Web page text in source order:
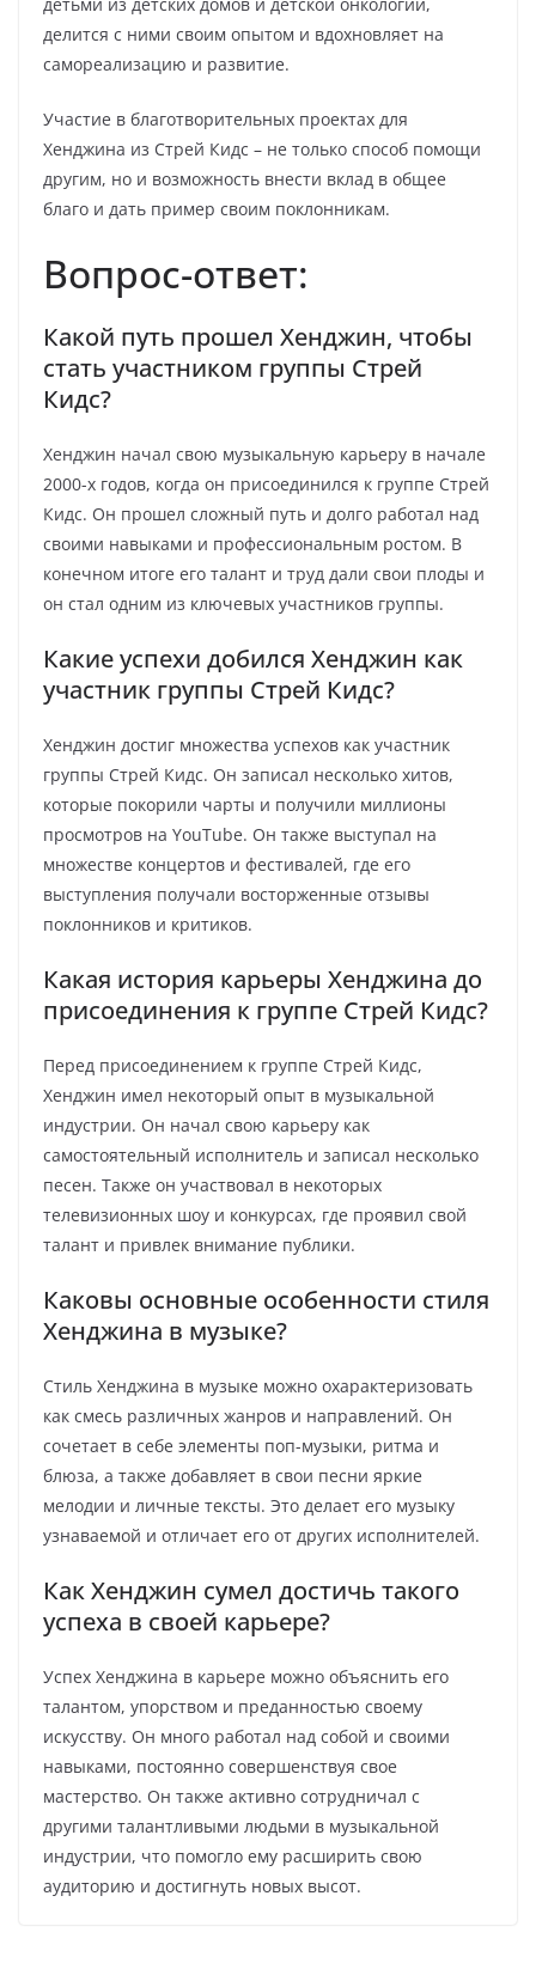
делится с ними своим опытом и вдохновляет на
самореализацию и развитие.
Участие в благотворительных проектах для
Хенджина из Стрей Кидс – не только способ помощи
другим, но и возможность внести вклад в общее
благо и дать пример своим поклонникам.
Вопрос-ответ:
Какой путь прошел Хенджин, чтобы
стать участником группы Стрей
Кидс?
Хенджин начал свою музыкальную карьеру в начале
2000-х годов, когда он присоединился к группе Стрей
Кидс. Он прошел сложный путь и долго работал над
своими навыками и профессиональным ростом. В
конечном итоге его талант и труд дали свои плоды и
он стал одним из ключевых участников группы.
Какие успехи добился Хенджин как
участник группы Стрей Кидс?
Хенджин достиг множества успехов как участник
группы Стрей Кидс. Он записал несколько хитов,
которые покорили чарты и получили миллионы
просмотров на YouTube. Он также выступал на
множестве концертов и фестивалей, где его
выступления получали восторженные отзывы
поклонников и критиков.
Какая история карьеры Хенджина до
присоединения к группе Стрей Кидс?
Перед присоединением к группе Стрей Кидс,
Хенджин имел некоторый опыт в музыкальной
индустрии. Он начал свою карьеру как
самостоятельный исполнитель и записал несколько
песен. Также он участвовал в некоторых
телевизионных шоу и конкурсах, где проявил свой
талант и привлек внимание публики.
Каковы основные особенности стиля
Хенджина в музыке?
Стиль Хенджина в музыке можно охарактеризовать
как смесь различных жанров и направлений. Он
сочетает в себе элементы поп-музыки, ритма и
блюза, а также добавляет в свои песни яркие
мелодии и личные тексты. Это делает его музыку
узнаваемой и отличает его от других исполнителей.
Как Хенджин сумел достичь такого
успеха в своей карьере?
Успех Хенджина в карьере можно объяснить его
талантом, упорством и преданностью своему
искусству. Он много работал над собой и своими
навыками, постоянно совершенствуя свое
мастерство. Он также активно сотрудничал с
другими талантливыми людьми в музыкальной
индустрии, что помогло ему расширить свою
аудиторию и достигнуть новых высот.